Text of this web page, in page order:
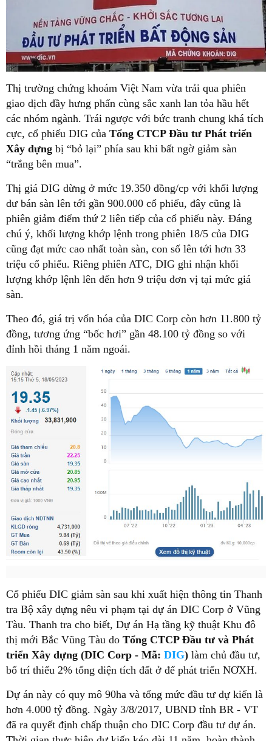
Thị trường chứng khoám Việt Nam vừa trải qua phiên
giao dịch đầy hưng phấn cùng sắc xanh lan tỏa hầu hết
các nhóm ngành. Trái ngược với bức tranh chung khá tích
cực, cổ phiếu DIG của Tổng CTCP Đầu tư Phát triển
Xây dựng bị “bỏ lại” phía sau khi bất ngờ giảm sàn
“trắng bên mua”.
Thị giá DIG dừng ở mức 19.350 đồng/cp với khối lượng
dư bán sàn lên tới gần 900.000 cổ phiếu, đây cũng là
phiên giảm điểm thứ 2 liên tiếp của cổ phiếu này. Đáng
chú ý, khối lượng khớp lệnh trong phiên 18/5 của DIG
cũng đạt mức cao nhất toàn sàn, con số lên tới hơn 33
triệu cổ phiếu. Riêng phiên ATC, DIG ghi nhận khối
lượng khớp lệnh lên đến hơn 9 triệu đơn vị tại mức giá
sàn.
Theo đó, giá trị vốn hóa của DIC Corp còn hơn 11.800 tỷ
đồng, tương ứng “bốc hơi” gần 48.100 tỷ đồng so với
đỉnh hồi tháng 1 năm ngoái.
Cổ phiếu DIC giảm sàn sau khi xuất hiện thông tin Thanh
tra Bộ xây dựng nêu vi phạm tại dự án DIC Corp ở Vũng
Tàu. Thanh tra cho biết, Dự án Hạ tầng kỹ thuật Khu đô
thị mới Bắc Vũng Tàu do Tổng CTCP Đầu tư và Phát
triển Xây dựng (DIC Corp - Mã: DIG) làm chủ đầu tư,
bố trí thiếu 2% tổng diện tích đất ở để phát triển NƠXH.
Dự án này có quy mô 90ha và tổng mức đầu tư dự kiến là
hơn 4.000 tỷ đồng. Ngày 3/8/2017, UBND tỉnh BR - VT
đã ra quyết định chấp thuận cho DIC Corp đầu tư dự án.